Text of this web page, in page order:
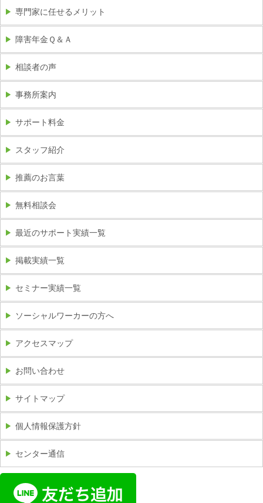
専門家に任せるメリット
障害年金Ｑ＆Ａ
相談者の声
事務所案内
サポート料金
スタッフ紹介
推薦のお言葉
無料相談会
最近のサポート実績一覧
掲載実績一覧
セミナー実績一覧
ソーシャルワーカーの方へ
アクセスマップ
お問い合わせ
サイトマップ
個人情報保護方針
センター通信